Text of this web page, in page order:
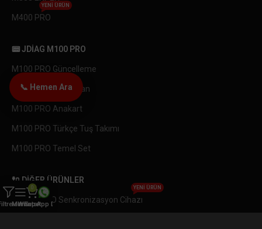
M400 PRO
YENI ÜRÜN
📟 JDIAG M100 PRO
M100 PRO Güncelleme
M100 PRO LCD Ekran
M100 PRO Anakart
M100 PRO Türkçe Tuş Takımı
M100 PRO Temel Set
🔌 DIĞER ÜRÜNLER
OBDEMOTO Senkronizasyon Cihazı
YENI ÜRÜN
Menü
0
Sepet
WhatsApp Destek
📞 Hemen Ara